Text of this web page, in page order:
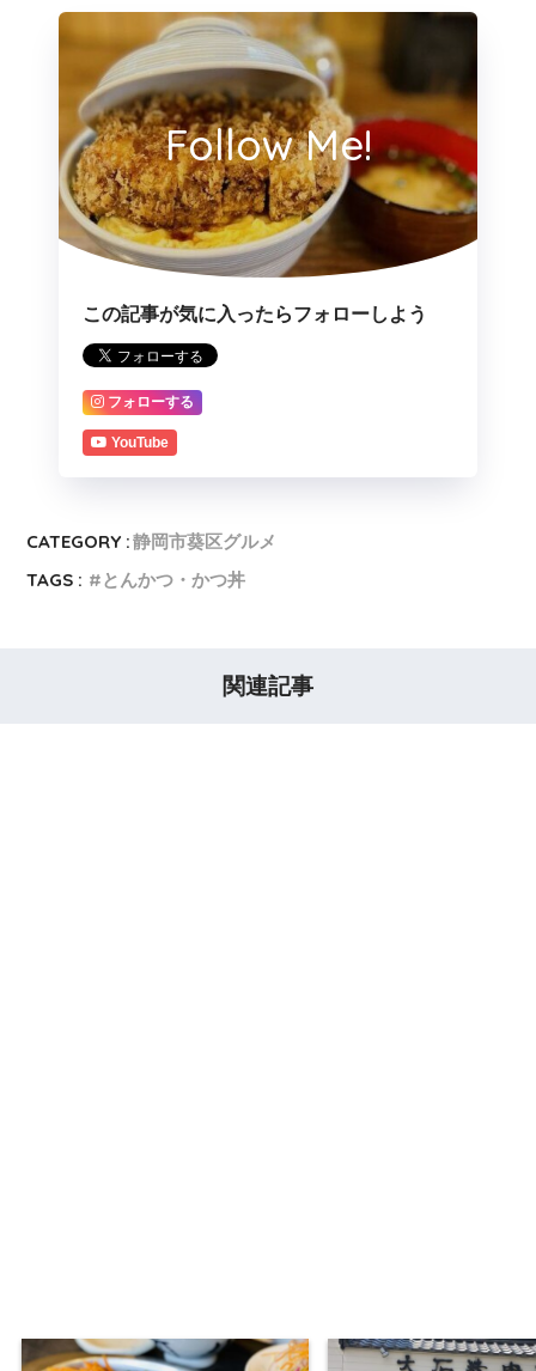
Follow Me!
この記事が気に入ったらフォローしよう
フォローする
YouTube
CATEGORY :静岡市葵区グルメ
TAGS :
とんかつ・かつ丼
関連記事